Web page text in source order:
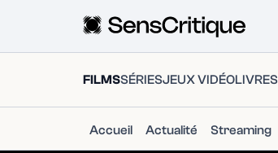
FILMSSÉRIESJEUX VIDÉOLIVRES
Accueil Actualité Streaming